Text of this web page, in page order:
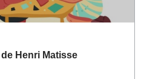
Henri Matisse